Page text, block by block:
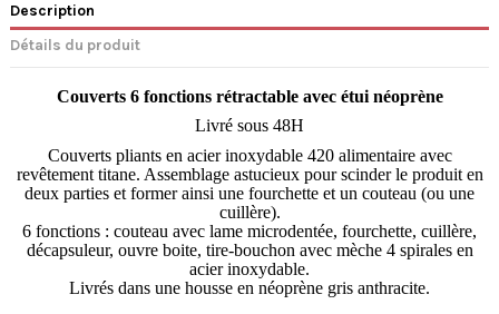
Description
Détails du produit
Couverts 6 fonctions rétractable avec étui néoprène
Livré sous 48H
Couverts pliants en acier inoxydable 420 alimentaire avec
revêtement titane. Assemblage astucieux pour scinder le produit en
deux parties et former ainsi une fourchette et un couteau (ou une
cuillère).
6 fonctions : couteau avec lame microdentée, fourchette, cuillère,
décapsuleur, ouvre boite, tire-bouchon avec mèche 4 spirales en
acier inoxydable.
Livrés dans une housse en néoprène gris anthracite.